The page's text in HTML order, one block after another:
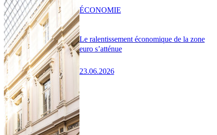
Le ralentissement économique de la zone
euro s’atténue
23.06.2026
ÉCONOMIE